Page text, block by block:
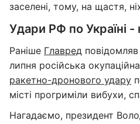
заселені, тому, на щастя,
Удари РФ по Україні
Раніше Главред
липня російська
ракетно-дронового удару
місті прогриміли вибухи,
Нагадаємо, президент